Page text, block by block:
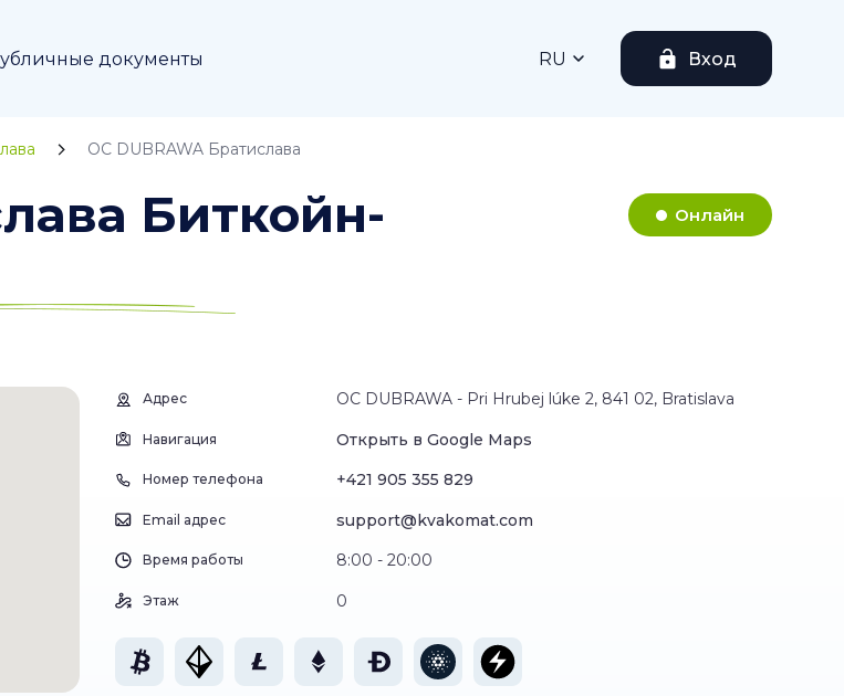
документы RU Вход
OC DUBRAWA Братислава
Биткойн-
Онлайн
Адрес OC DUBRAWA - Pri Hrubej lúke 2, 841 02, Bratislava
Навигация Открыть в Google Maps
Номер телефона +421 905 355 829
Email адрес support@kvakomat.com
Время работы 8:00 - 20:00
Этаж 0